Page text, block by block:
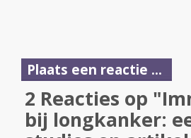
Plaats een reactie ...
2 Reacties op
bij longkanker: